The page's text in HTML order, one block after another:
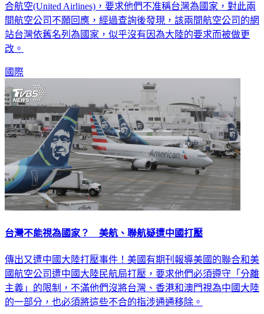
合航空(United Airlines)，要求他們不准稱台灣為國家，對此兩
間航空公司不願回應，經過查詢後發現，該兩間航空公司的網
站台灣依舊名列為國家，似乎沒有因為大陸的要求而被做更
改。
國際
台灣不能視為國家？ 美航、聯航疑遭中國打壓
傳出又遭中國大陸打壓事件！美國有期刊報導美國的聯合和美
國航空公司遭中國大陸民航局打壓，要求他們必須遵守「分離
主義」的限制，不滿他們沒將台灣、香港和澳門視為中國大陸
的一部分，也必須將這些不合的指涉通通移除。